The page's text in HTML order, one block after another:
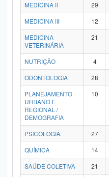
MEDICINA II
29
MEDICINA III
12
MEDICINA
VETERINÁRIA
21
NUTRIÇÃO 4
ODONTOLOGIA
28
PLANEJAMENTO
URBANO E
REGIONAL /
DEMOGRAFIA
10
PSICOLOGIA 27
QUÍMICA
14
SAÚDE COLETIVA
21